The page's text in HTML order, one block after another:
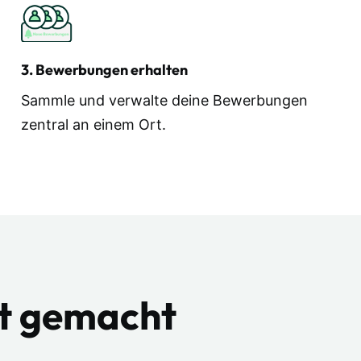
3. Bewerbungen erhalten
Sammle und verwalte deine Bewerbungen
zentral an einem Ort.
gemacht